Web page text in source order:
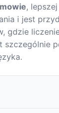
,
i jest
gdzie
szczególnie